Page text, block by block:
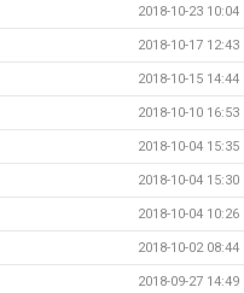
2018-10-23 10:04
2018-10-17 12:43
2018-10-15 14:44
2018-10-10 16:53
2018-10-04 15:35
2018-10-04 15:30
2018-10-04 10:26
2018-10-02 08:44
2018-09-27 14:49